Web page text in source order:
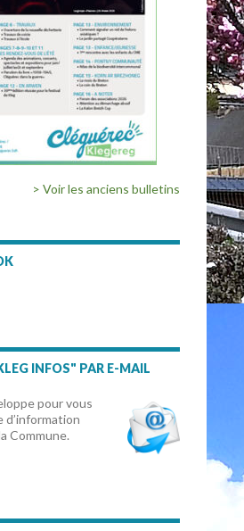
> Voir les anciens bulletins
INFOS" PAR E-MAIL
pour vous
d’information
Commune.